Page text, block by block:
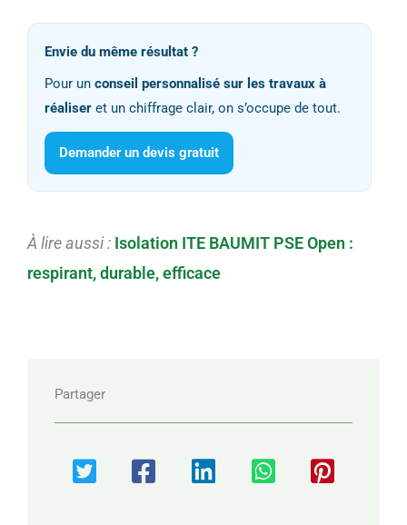
Envie du même résultat ?
Pour un conseil personnalisé sur les travaux à
réaliser et un chiffrage clair, on s’occupe de tout.
Demander un devis gratuit
À lire aussi : Isolation ITE BAUMIT PSE Open :
respirant, durable, efficace
Partager